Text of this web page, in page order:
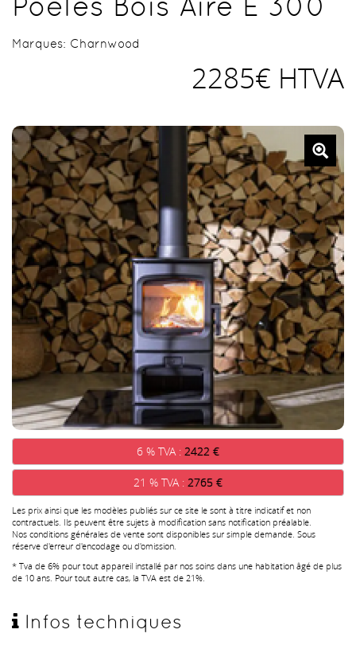
Marques: Charnwood
2285€ HTVA
6 % TVA : 2422 €
21 % TVA : 2765 €
Les prix ainsi que les modèles publiés sur ce site le sont à titre indicatif et non
contractuels. Ils peuvent être sujets à modification sans notification préalable.
Nos conditions générales de vente sont disponibles sur simple demande. Sous
réserve d'erreur d'encodage ou d'omission.
* Tva de 6% pour tout appareil installé par nos soins dans une habitation âgé de plus
de 10 ans. Pour tout autre cas, la TVA est de 21%.
Infos techniques